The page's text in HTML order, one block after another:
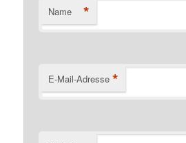
Name *
E-Mail-Adresse *